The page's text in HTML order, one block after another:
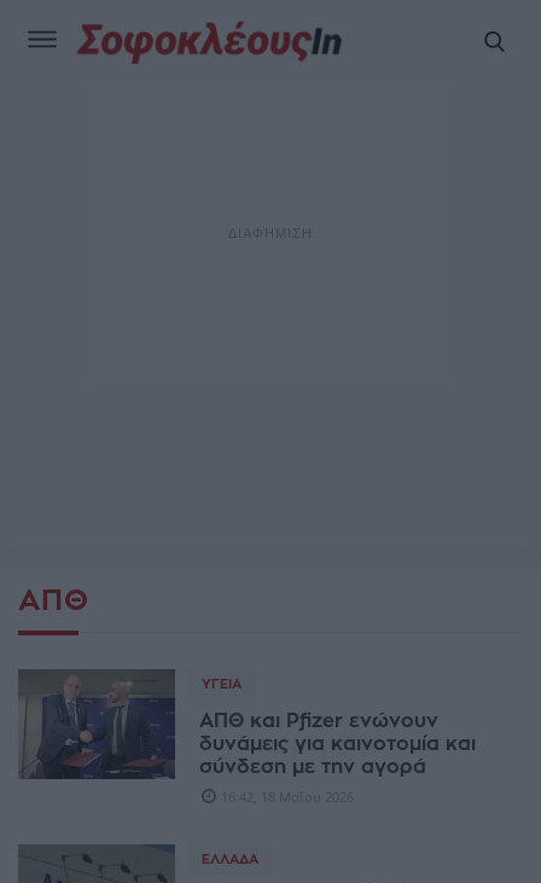
ΑΠΘ
ΥΓΕΊΑ
ΑΠΘ και Pfizer ενώνουν
δυνάμεις για καινοτομία και
σύνδεση με την αγορά
16:42, 18 Μαΐου 2026
ΕΛΛΆΔΑ